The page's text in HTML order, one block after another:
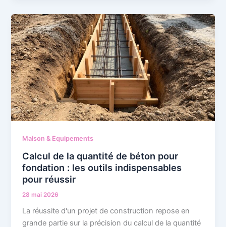
Maison & Equipements
Calcul de la quantité de béton pour
fondation : les outils indispensables
pour réussir
28 mai 2026
La réussite d'un projet de construction repose en
grande partie sur la précision du calcul de la quantité